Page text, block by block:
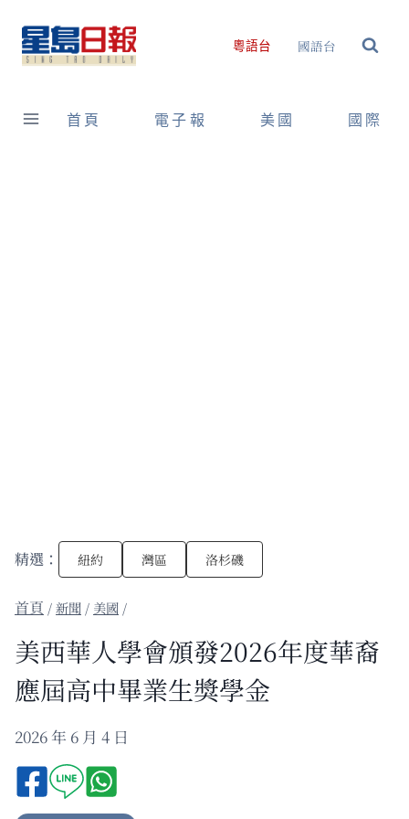
content
粵語台 國語台
首頁 電子報 美國 國際
精選： 紐約 灣區 洛杉磯
/新聞 / 美國 /
美西華人學會頒發2026年度華裔
應屆高中畢業生獎學金
2026 年 6 月 4 日